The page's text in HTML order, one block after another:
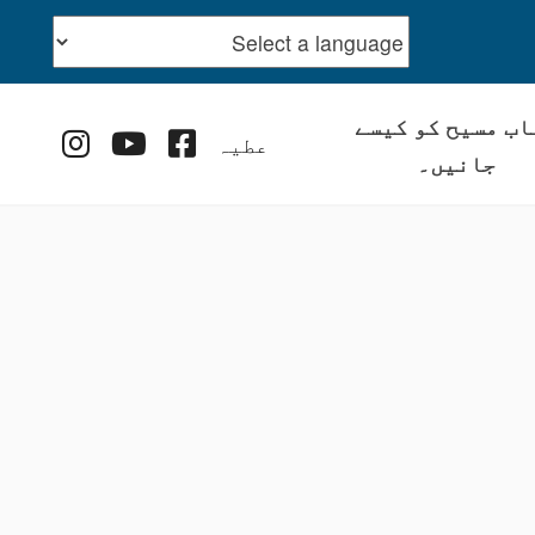
مسیح کو کیسے
جانیں۔
عطیہ Facebook
YouTube